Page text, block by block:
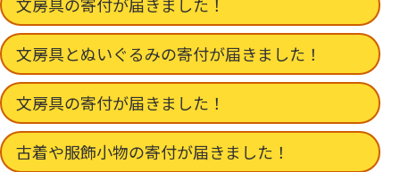
文房具とぬいぐるみの寄付が届きました！
文房具の寄付が届きました！
古着や服飾小物の寄付が届きました！